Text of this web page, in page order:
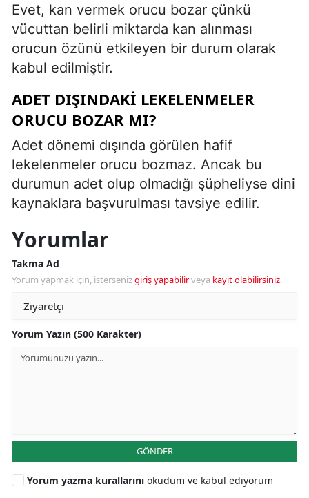
Evet, kan vermek orucu bozar çünkü
vücuttan belirli miktarda kan alınması
orucun özünü etkileyen bir durum olarak
kabul edilmiştir.
ADET DIŞINDAKI LEKELENMELER
ORUCU BOZAR MI?
Adet dönemi dışında görülen hafif
lekelenmeler orucu bozmaz. Ancak bu
durumun adet olup olmadığı şüpheliyse dini
kaynaklara başvurulması tavsiye edilir.
Yorumlar
Takma Ad
Yorum yapmak için, istersenizgiriş yapabilirveya kayıt olabilirsiniz.
Yorum Yazın (500 Karakter)
GÖNDER
Yorum yazma kurallarını okudum ve kabul ediyorum